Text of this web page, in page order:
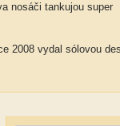
nosáči tankujou super
2008 vydal sólovou